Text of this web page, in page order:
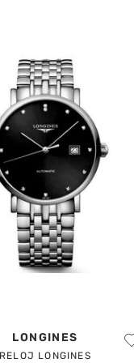
LONGINES
RELOJ LONGINES